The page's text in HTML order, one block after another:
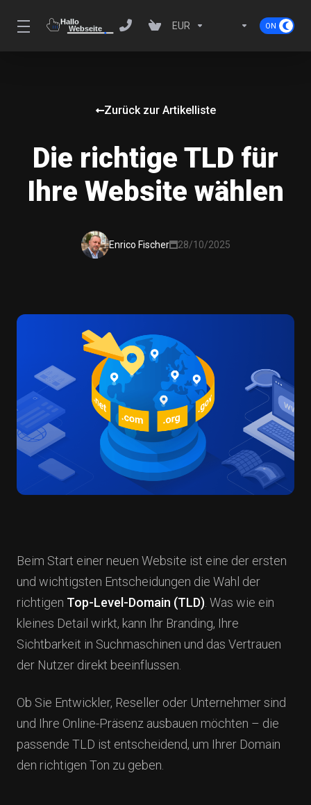
EUR
Zurück zur Artikelliste
Die richtige TLD für
Ihre Website wählen
Enrico Fischer 28/10/2025
Beim Start einer neuen Website ist eine der ersten
und wichtigsten Entscheidungen die Wahl der
richtigen Top-Level-Domain (TLD) . Was wie ein
kleines Detail wirkt, kann Ihr Branding, Ihre
Sichtbarkeit in Suchmaschinen und das Vertrauen
der Nutzer direkt beeinflussen.
Ob Sie Entwickler, Reseller oder Unternehmer sind
und Ihre Online-Präsenz ausbauen möchten – die
passende TLD ist entscheidend, um Ihrer Domain
den richtigen Ton zu geben.